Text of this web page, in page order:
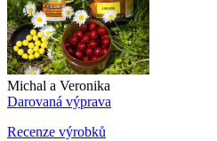
Michal a Veronika
Darovaná výprava
Recenze výrobků